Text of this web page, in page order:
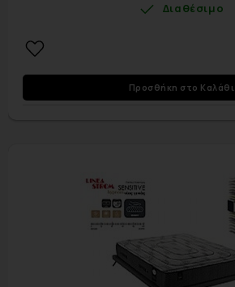
Διαθέσιμο
Προσθήκη στο Καλάθι